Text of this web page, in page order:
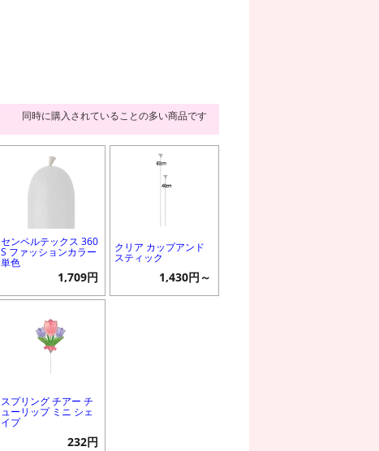
同時に購入されていることの多い商品です
センペルテックス 360
S ファッションカラー
単色
1,709円
クリア カップアンド
スティック
1,430円～
スプリング チアー チ
ューリップ ミニ シェ
イプ
232円